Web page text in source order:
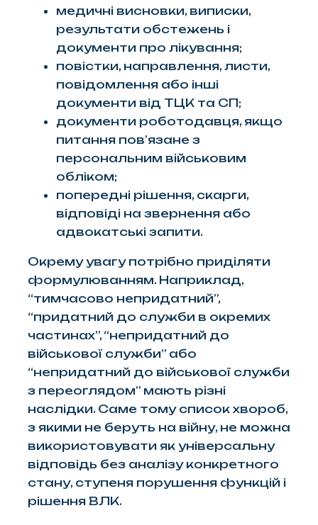
медичні висновки, виписки,
результати обстежень і
документи про лікування;
повістки, направлення, листи,
повідомлення або інші
документи від ТЦК та СП;
документи роботодавця, якщо
питання пов’язане з
персональним військовим
обліком;
попередні рішення, скарги,
відповіді на звернення або
адвокатські запити.
Окрему увагу потрібно приділяти
формулюванням. Наприклад,
“тимчасово непридатний”,
“придатний до служби в окремих
частинах”, “непридатний до
військової служби” або
“непридатний до військової служби
з переоглядом” мають різні
наслідки. Саме тому список хвороб,
з якими не беруть на війну, не можна
використовувати як універсальну
відповідь без аналізу конкретного
стану, ступеня порушення функцій і
рішення ВЛК.